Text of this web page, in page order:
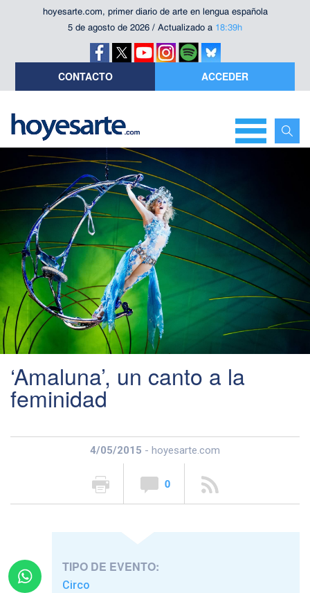
hoyesarte.com, primer diario de arte en lengua española
5 de agosto de 2026 / Actualizado a 18:39h
CONTACTO ACCEDER
‘Amaluna’, un canto a la
feminidad
4/05/2015 - hoyesarte.com
0
TIPO DE EVENTO:
Circo